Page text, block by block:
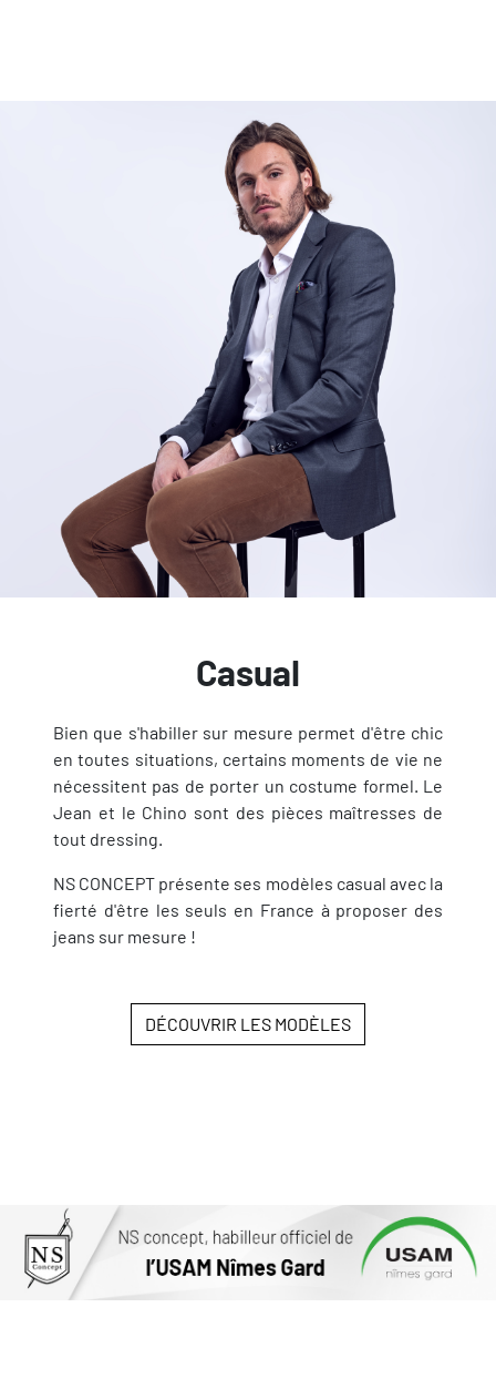
Casual
Bien que s'habiller sur mesure permet d'être chic
en toutes situations, certains moments de vie ne
nécessitent pas de porter un costume formel. Le
Jean et le Chino sont des pièces maîtresses de
tout dressing.
NS CONCEPT présente ses modèles casual avec la
fierté d'être les seuls en France à proposer des
jeans sur mesure !
DÉCOUVRIR LES MODÈLES